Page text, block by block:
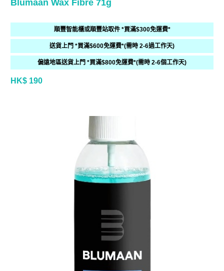
Blumaan Wax Fibre 71g
順豐智能櫃或順豐站取件 *買滿$300免運費*
送貨上門 *買滿$600免運費*(需時 2-6過工作天)
偏遠地區送貨上門 *買滿$800免運費*(需時 2-6個工作天)
HK$ 190